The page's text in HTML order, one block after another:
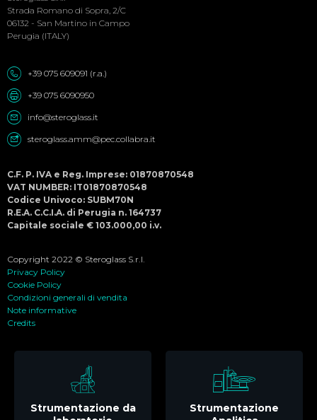
Strada Romano di Sopra, 2/C
06132 - San Martino in Campo
Perugia (ITALY)
+39 075 609091 (r.a.)
+39 075 6090950
info@steroglass.it
steroglass.amm@pec.collabra.it
C.F. P. IVA e Reg. Imprese: 01870870548
VAT NUMBER: IT01870870548
Codice Univoco: SUBM70N
R.E.A. C.C.I.A. di Perugia n. 164737
Capitale sociale € 103.000,00 i.v.
Copyright 2022 © Steroglass S.r.l.
Privacy Policy
Cookie Policy
Condizioni generali di vendita
Note informative
Credits
Strumentazione da
Strumentazione